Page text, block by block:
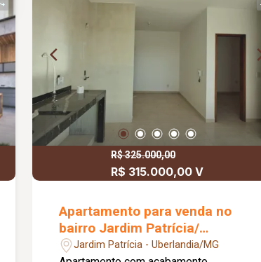
R$ 325.000,00
R$ 315.000,00 V
Apartamento para venda no
bairro Jardim Patrícia/
considera pegar carro no
Jardim Patrícia - Uberlandia/MG